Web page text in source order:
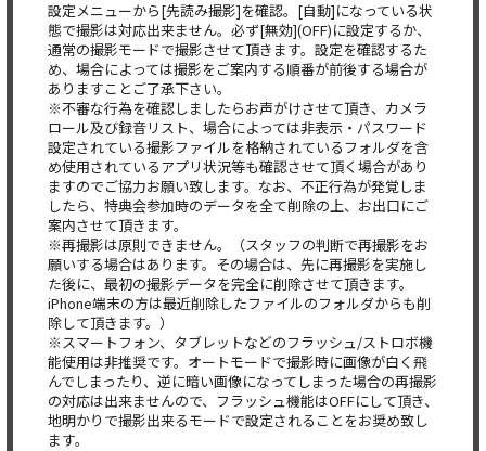
設定メニューから[先読み撮影]を確認。[自動]になっている状
態で撮影は対応出来ません。必ず[無効](OFF)に設定するか、
通常の撮影モードで撮影させて頂きます。設定を確認するた
め、場合によっては撮影をご案内する順番が前後する場合が
ありますことご了承下さい。
※不審な行為を確認しましたらお声がけさせて頂き、カメラ
ロール及び録音リスト、場合によっては非表示・パスワード
設定されている撮影ファイルを格納されているフォルダを含
め使用されているアプリ状況等も確認させて頂く場合があり
ますのでご協力お願い致します。なお、不正行為が発覚しま
したら、特典会参加時のデータを全て削除の上、お出口にご
案内させて頂きます。
※再撮影は原則できません。（スタッフの判断で再撮影をお
願いする場合はあります。その場合は、先に再撮影を実施し
た後に、最初の撮影データを完全に削除させて頂きます。
iPhone端末の方は最近削除したファイルのフォルダからも削
除して頂きます。）
※スマートフォン、タブレットなどのフラッシュ/ストロボ機
能使用は非推奨です。オートモードで撮影時に画像が白く飛
んでしまったり、逆に暗い画像になってしまった場合の再撮影
の対応は出来ませんので、フラッシュ機能はOFFにして頂き、
地明かりで撮影出来るモードで設定されることをお奨め致し
ます。